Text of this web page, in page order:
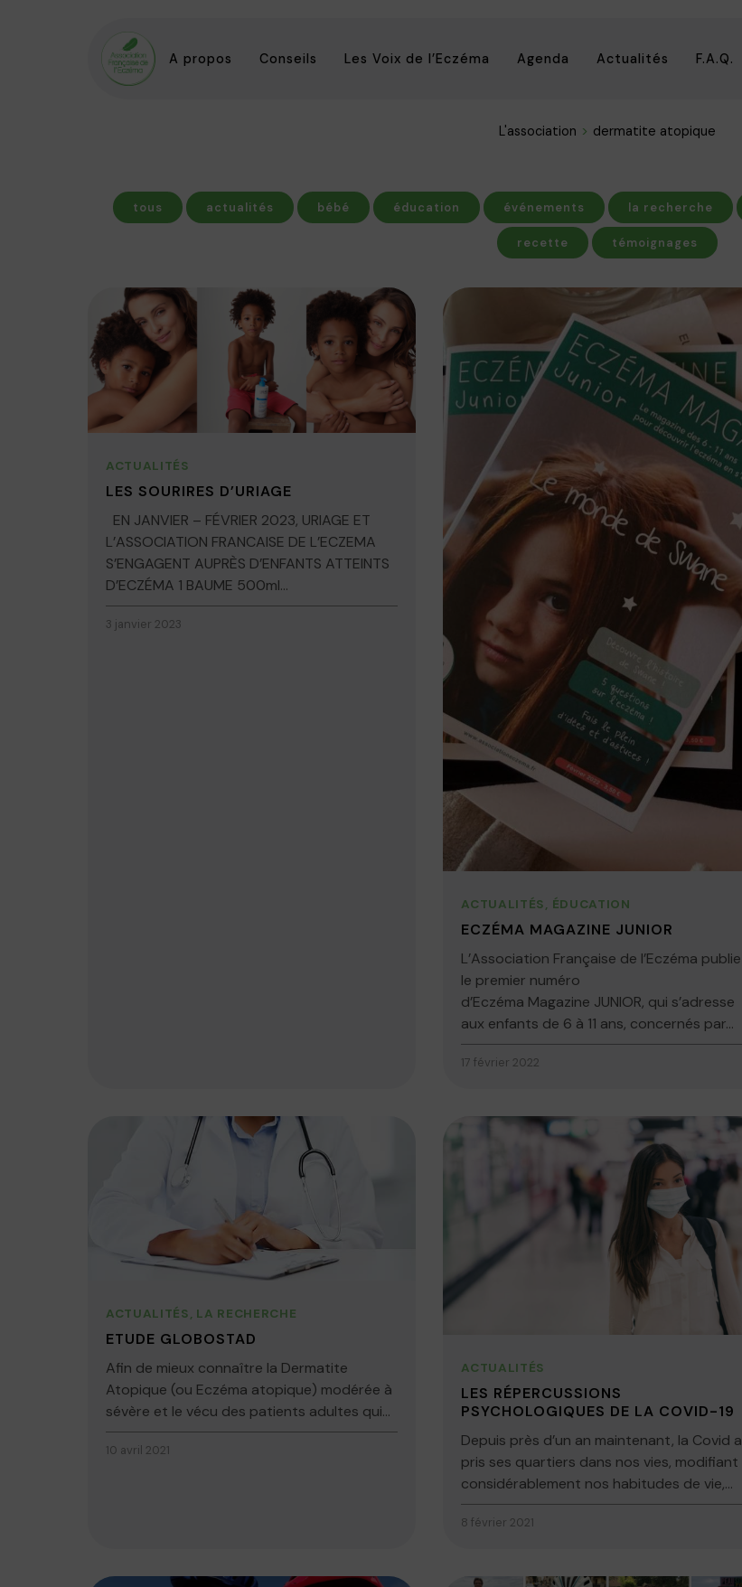
A propos Conseils Les Voix de l’Eczéma Agenda Actualités F.A.Q.
L'association dermatite atopique
tous actualités bébé éducation événements la recherche
recette témoignages
ACTUALITÉS
LES SOURIRES D’URIAGE
EN JANVIER – FÉVRIER 2023, URIAGE ET
L’ASSOCIATION FRANCAISE DE L’ECZEMA
S’ENGAGENT AUPRÈS D’ENFANTS ATTEINTS
D’ECZÉMA 1 BAUME 500ml...
3 janvier 2023
ACTUALITÉS, ÉDUCATION
ECZÉMA MAGAZINE JUNIOR
L’Association Française de l’Eczéma publie
le premier numéro
d’Eczéma Magazine JUNIOR, qui s’adresse
aux enfants de 6 à 11 ans, concernés par...
17 février 2022
ACTUALITÉS, LA RECHERCHE
ETUDE GLOBOSTAD
Afin de mieux connaître la Dermatite
Atopique (ou Eczéma atopique) modérée à
sévère et le vécu des patients adultes qui...
10 avril 2021
ACTUALITÉS
LES RÉPERCUSSIONS
PSYCHOLOGIQUES DE LA COVID-19
Depuis près d’un an maintenant, la Covid a
pris ses quartiers dans nos vies, modifiant
considérablement nos habitudes de vie,...
8 février 2021